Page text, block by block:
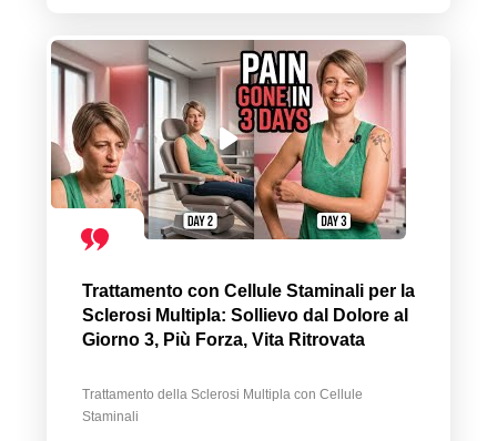
Trattamento con Cellule Staminali per la
Sclerosi Multipla: Sollievo dal Dolore al
Giorno 3, Più Forza, Vita Ritrovata
Trattamento della Sclerosi Multipla con Cellule
Staminali